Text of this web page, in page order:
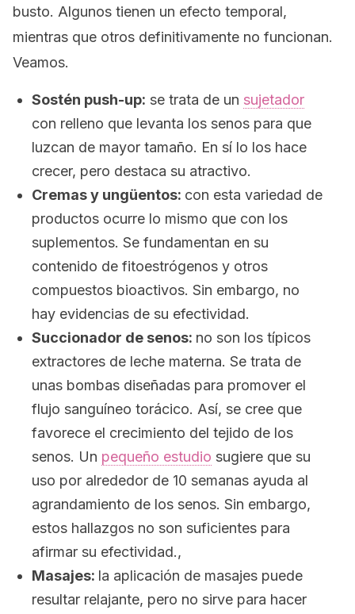
busto. Algunos tienen un efecto temporal,
mientras que otros definitivamente no funcionan.
Veamos.
Sostén push-up: se trata de un sujetador
con relleno que levanta los senos para que
luzcan de mayor tamaño. En sí lo los hace
crecer, pero destaca su atractivo.
Cremas y ungüentos: con esta variedad de
productos ocurre lo mismo que con los
suplementos. Se fundamentan en su
contenido de fitoestrógenos y otros
compuestos bioactivos. Sin embargo, no
hay evidencias de su efectividad.
Succionador de senos: no son los típicos
extractores de leche materna. Se trata de
unas bombas diseñadas para promover el
flujo sanguíneo torácico. Así, se cree que
favorece el crecimiento del tejido de los
senos. Un pequeño estudio sugiere que su
uso por alrededor de 10 semanas ayuda al
agrandamiento de los senos. Sin embargo,
estos hallazgos no son suficientes para
afirmar su efectividad.,
Masajes: la aplicación de masajes puede
resultar relajante, pero no sirve para hacer